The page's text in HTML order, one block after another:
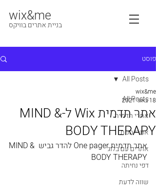
wix&me
בניית אתרים בוויקס
פוסט
All Posts
אתרי תדמית
אתרי חנות
אתרים עם בלוג
דפי נחיתה
שווה לדעת
All Posts
אתר תדמית Wix ל-MIND &
BODY THERAPY
wix&me
18 באוג׳ 2021
אתר תדמית One pager להדר גביש MIND &
BODY THERAPY